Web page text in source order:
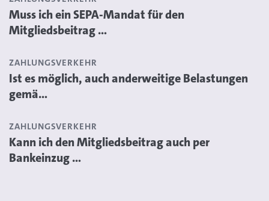
Muss ich ein SEPA-Mandat für den
Mitgliedsbeitrag ...
ZAHLUNGSVERKEHR
Ist es möglich, auch anderweitige Belastungen
gemä...
ZAHLUNGSVERKEHR
Kann ich den Mitgliedsbeitrag auch per
Bankeinzug ...